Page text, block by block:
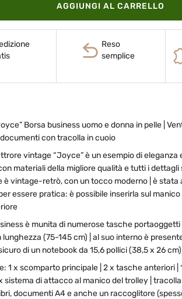
AGGIUNGI AL CARRELLO
Reso
semplice
Borsa business uomo e donna in pelle |
con tracolla in cuoio
vintage “Joyce” è un esempio di eleganza
materiali della migliore qualità e tutti i
è vintage-retrò, con un tocco moderno | è stata
essere pratica: è possibile inserirla sul manico
è munita di numerose tasche
lunghezza (75-145 cm) | al suo interno è
di un notebook da 15,6 pollici (38,5 x 26 cm)
1 x scomparto principale | 2 x tasche anteriori
sistema di attacco al manico del trolley |
documenti A4 e anche un raccoglitore